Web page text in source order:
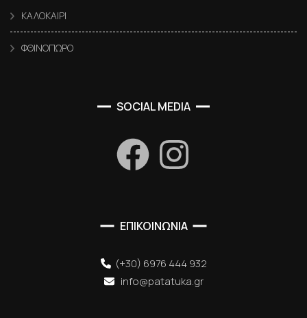
ΚΑΛΟΚΑΙΡΙ
ΦΘΙΝΟΠΩΡΟ
SOCIAL MEDIA
ΕΠΙΚΟΙΝΩΝΙΑ
(+30) 6976 444 932
info@patatuka.gr